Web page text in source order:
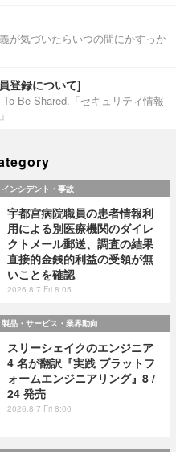
が気づいたらいつの間にかすっか
登録について]
Be Shared.「セキュリティ情報
インシデント・事故
宇都宮病院職員の患者情報利
用による別医療機関のダイレ
クトメール郵送、調査の結果
直接的金銭的利益の受領が無
いことを確認
2026.8.7 Fri 8:05
製品・サービス・業界動向
スリーシェイクのエンジニア
4 名が翻訳『実践 プラットフ
ォームエンジニアリング』8 /
24 発売
2026.8.7 Fri 8:00